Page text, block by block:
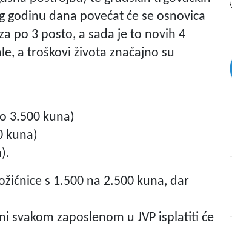
dana povećat će se osnovica
po 3 posto, a sada je to novih 4
a troškovi života značajno su
3.500 kuna)
kuna)
s 1.500 na 2.500 kuna, dar
svakom zaposlenom u JVP isplatiti će